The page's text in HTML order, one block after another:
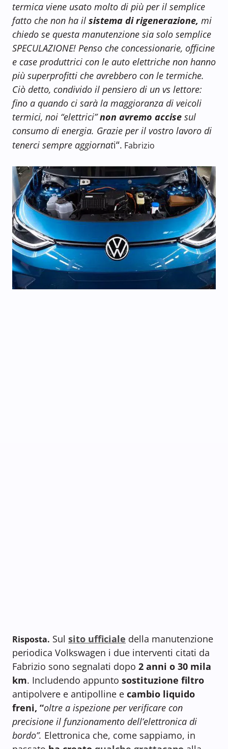
termica viene usato molto di più per il semplice
fatto che non ha il sistema di rigenerazione, mi
chiedo se questa manutenzione sia solo semplice
SPECULAZIONE! Penso che concessionarie, officine
e case produttrici con le auto elettriche non hanno
più superprofitti che avrebbero con le termiche.
Ciò detto, condivido il pensiero di un vs lettore:
fino a quando ci sarà la maggioranza di veicoli
termici, noi “elettrici”non avremo accise sul
consumo di energia. Grazie per il vostro lavoro di
tenerci sempre aggiornati“. Fabrizio
Risposta. Sul sito ufficiale della manutenzione
periodica Volkswagen i due interventi citati da
Fabrizio sono segnalati dopo 2 anni o 30 mila
km. Includendo appunto sostituzione filtro
antipolvere e antipolline e cambio liquido
freni, “oltre a ispezione per verificare con
precisione il funzionamento dell’elettronica di
bordo”. Elettronica che, come sappiamo, in